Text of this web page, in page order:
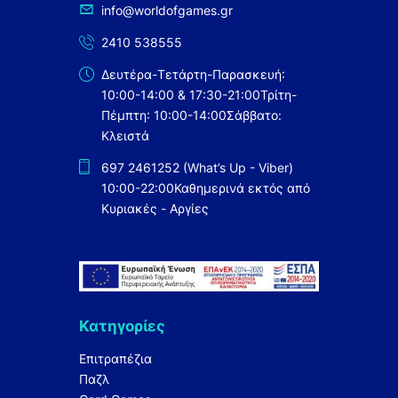
Starter Set
Warcraft
Warhammer
Warhammer 40K
Βιβλία Δραστηριοτήτων
Εικονογραφημένα
Ελληνική Επανάσταση
Επέκταση
Θεματικές
FANTASY FLIGHT
Gale Force Nine
WORKSHOP/CITADEL 358
GEN42 2
GHENOS
GIGAMIC 38
GRANDPA BECK'S GAMES
1
HANAYAMA 44
HARPER TORCH FANTASY
HARPER VOYAGER
HEY CLAY
info@worldofgames.gr
2410 538555
Δευτέρα-Τετάρτη-Παρασκευή:
10:00-14:00 & 17:30-21:00Τρίτη-
Πέμπτη: 10:00-14:00Σάββατο:
Κλειστά
697 2461252 (What’s Up - Viber)
10:00-22:00Καθημερινά εκτός από
Κυριακές - Αργίες
Κατηγορίες
Επιτραπέζια
Παζλ